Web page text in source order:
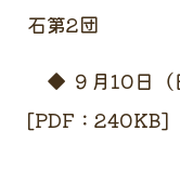
石第2団
◆ ９月10日（
[PDF：240KB]
主催：